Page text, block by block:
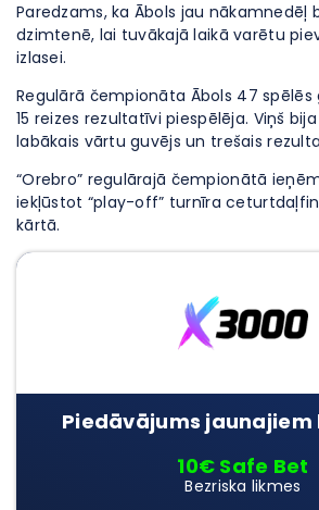
Paredzams, ka Ābols jau nākamnedēļ
dzimtenē, lai tuvākajā laikā varētu
izlasei.
Regulārā čempionāta Ābols 47
15 reizes rezultatīvi piespēlēja. Viņš
labākais vārtu guvējs un trešais
“Orebro” regulārajā čempionātā
iekļūstot “play-off” turnīra
kārtā.
Piedāvājums
10€ Safe Bet
Bezriska likmes